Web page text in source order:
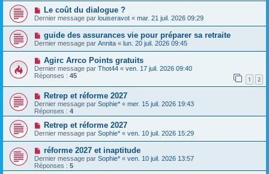
Le coût du dialogue ?
Dernier message par louiseravot « mar. 21 juil. 2026 09:29
guide des assurances vie pour préparer sa retraite
Dernier message par Annita « lun. 20 juil. 2026 09:45
Agirc Arrco Points gratuits
Dernier message par Thot44 « ven. 17 juil. 2026 09:40
Réponses : 45 1 2
Retrep et réforme 2027
Dernier message par Sophie* « mer. 15 juil. 2026 19:43
Réponses : 4
Retrep et réforme 2027
Dernier message par Sophie* « ven. 10 juil. 2026 15:29
réforme 2027 et inaptitude
Dernier message par Sophie* « ven. 10 juil. 2026 13:57
Réponses : 5